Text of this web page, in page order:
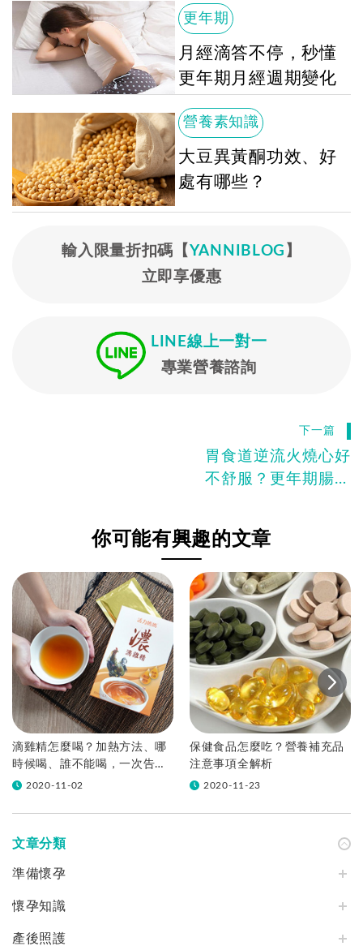
更年期
月經滴答不停，秒懂
更年期月經週期變化
營養素知識
大豆異黃酮功效、好
處有哪些？
輸入限量折扣碼【YANNIBLOG 】
立即享優惠
LINE線上一對一
專業營養諮詢
下一篇
胃食道逆流火燒心好
不舒服？更年期腸胃
你可能有興趣的文章
滴雞精怎麼喝？加熱方法、哪
時候喝、誰不能喝，一次告訴
你！2020-11-02
保健食品怎麼吃？營養補充品
注意事項全解析
2020-11-23
文章分類
準備懷孕
懷孕知識
產後照護